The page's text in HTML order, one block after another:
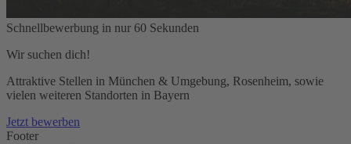
Schnellbewerbung in nur 60 Sekunden
Wir suchen dich!
Attraktive Stellen in München & Umgebung, Rosenheim, sowie
vielen weiteren Standorten in Bayern
Jetzt bewerben
Footer